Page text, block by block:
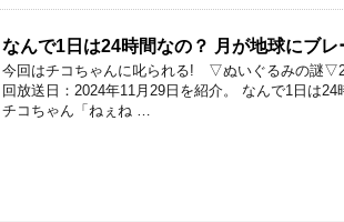
なんで1日は24時間なの？ 月が地球にブ
今回はチコちゃんに叱られる! ▽ぬいぐるみの謎
回放送日：2024年11月29日を紹介。 なんで1日は
チコちゃん「ねぇね …